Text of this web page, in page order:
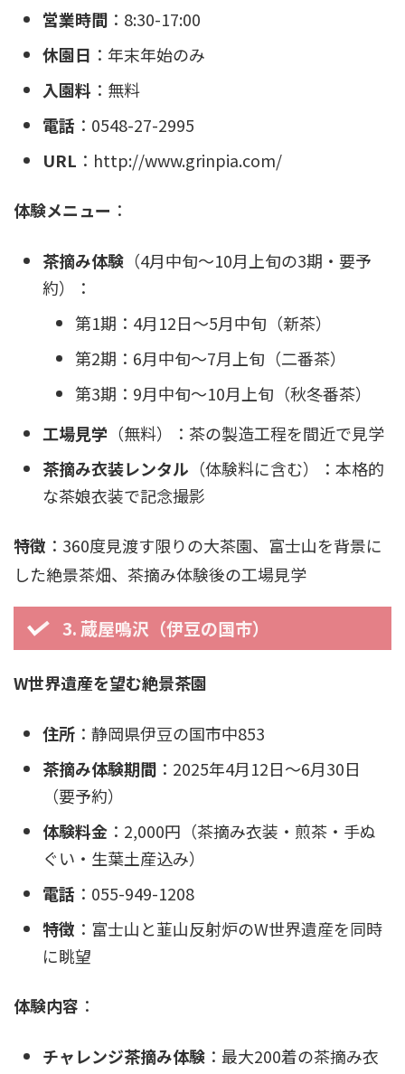
営業時間 ：8:30-17:00
休園日 ：年末年始のみ
入園料 ：無料
電話 ：0548-27-2995
URL ：http://www.grinpia.com/
体験メニュー ：
茶摘み体験 （4月中旬〜10月上旬の3期・要予
約）：
第1期：4月12日〜5月中旬（新茶）
第2期：6月中旬〜7月上旬（二番茶）
第3期：9月中旬〜10月上旬（秋冬番茶）
工場見学 （無料）：茶の製造工程を間近で見学
茶摘み衣装レンタル （体験料に含む）：本格的
な茶娘衣装で記念撮影
特徴 ：360度見渡す限りの大茶園、富士山を背景に
した絶景茶畑、茶摘み体験後の工場見学
3. 蔵屋鳴沢（伊豆の国市）
W世界遺産を望む絶景茶園
住所 ：静岡県伊豆の国市中853
茶摘み体験期間 ：2025年4月12日〜6月30日
（要予約）
体験料金 ：2,000円（茶摘み衣装・煎茶・手ぬ
ぐい・生葉土産込み）
電話 ：055-949-1208
特徴 ：富士山と韮山反射炉のW世界遺産を同時
に眺望
体験内容 ：
チャレンジ茶摘み体験 ：最大200着の茶摘み衣